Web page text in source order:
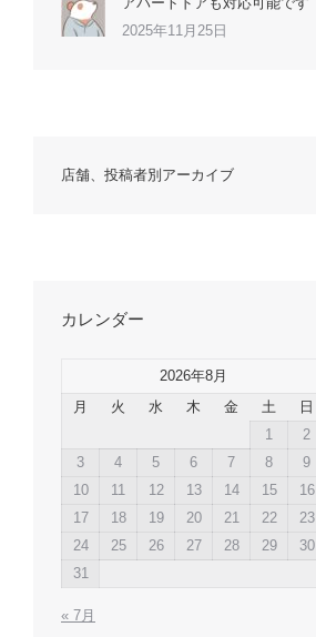
2025年11月25日
店舗、投稿者別アーカイブ
カレンダー
2026年8月
月
火 水 木 金 土
日
1
2
3
4 5 6 7 8
9
10
11 12 13 14 15
16
17
18 19 20 21 22
23
24
25 26 27 28 29
30
31
« 7月